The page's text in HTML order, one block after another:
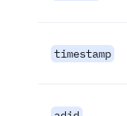
timestamp